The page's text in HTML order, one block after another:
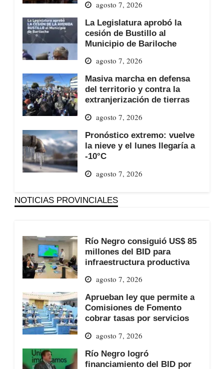
agosto 7, 2026
La Legislatura aprobó la
cesión de Bustillo al
Municipio de Bariloche
agosto 7, 2026
Masiva marcha en defensa
del territorio y contra la
extranjerización de tierras
agosto 7, 2026
Pronóstico extremo: vuelve
la nieve y el lunes llegaría a
-10°C
agosto 7, 2026
NOTICIAS PROVINCIALES
Río Negro consiguió US$ 85
millones del BID para
infraestructura productiva
agosto 7, 2026
Aprueban ley que permite a
Comisiones de Fomento
cobrar tasas por servicios
agosto 7, 2026
Río Negro logró
financiamiento del BID por